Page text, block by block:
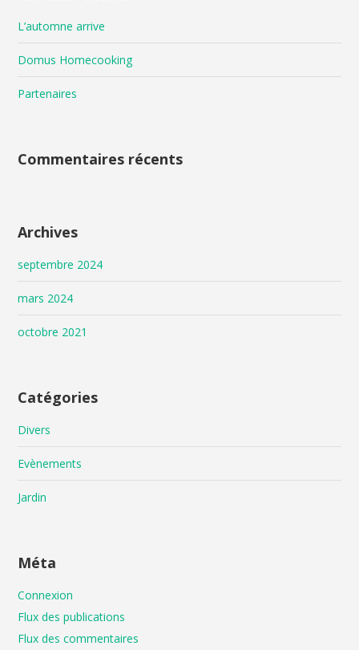
L’automne arrive
Domus Homecooking
Partenaires
Commentaires récents
Archives
septembre 2024
mars 2024
octobre 2021
Catégories
Divers
Evènements
Jardin
Méta
Connexion
Flux des publications
Flux des commentaires